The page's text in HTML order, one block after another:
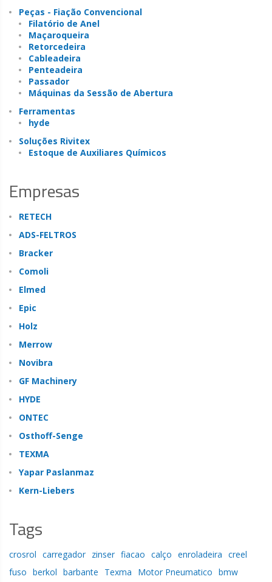
Peças - Fiação Convencional
Filatório de Anel
Maçaroqueira
Retorcedeira
Cableadeira
Penteadeira
Passador
Máquinas da Sessão de Abertura
Ferramentas
hyde
Soluções Rivitex
Estoque de Auxiliares Químicos
Empresas
RETECH
ADS-FELTROS
Bracker
Comoli
Elmed
Epic
Holz
Merrow
Novibra
GF Machinery
HYDE
ONTEC
Osthoff-Senge
TEXMA
Yapar Paslanmaz
Kern-Liebers
Tags
crosrol carregador zinser fiacao calço enroladeira creel
fuso berkol barbante Texma Motor Pneumatico bmw